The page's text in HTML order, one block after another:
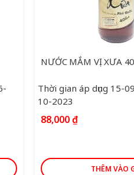
NƯỚC MẮM VỊ XƯA
Thời gian áp dụng 15-
10-2023
88,000₫
THÊM VÀO